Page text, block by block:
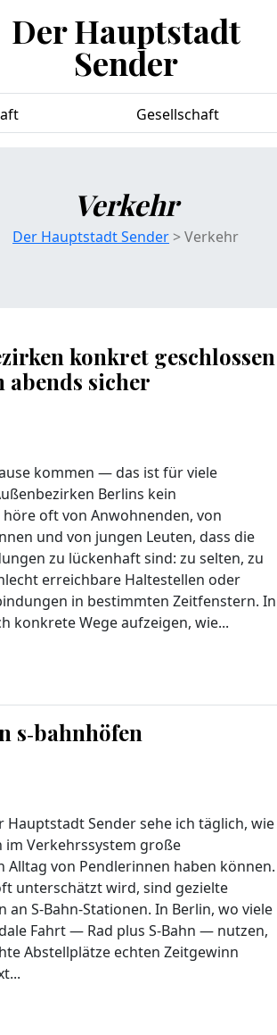
Der Hauptstadt
Sender
Gesellschaft
Verkehr
Der Hauptstadt Sender> Verkehr
konkret geschlossen
sicher
kommen — das ist für viele
Berlins kein
oft von Anwohnenden, von
und von jungen Leuten, dass die
zu lückenhaft sind: zu selten, zu
erreichbare Haltestellen oder
in bestimmten Zeitfenstern. In
konkrete Wege aufzeigen, wie...
s‑bahnhöfen
Hauptstadt Sender sehe ich täglich, wie
im Verkehrssystem große
Alltag von Pendlerinnen haben können.
unterschätzt wird, sind gezielte
S‑Bahn‑Stationen. In Berlin, wo viele
Fahrt — Rad plus S‑Bahn — nutzen,
Abstellplätze echten Zeitgewinn